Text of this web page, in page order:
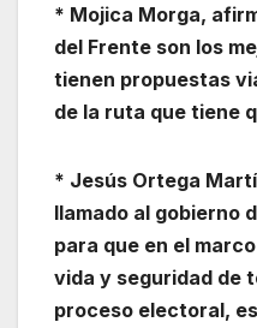
* Mojica Morga,
del Frente son los
tienen propuestas
de la ruta que tiene
* Jesús Ortega
llamado al gobierno
para que en el
vida y seguridad de
proceso electoral,